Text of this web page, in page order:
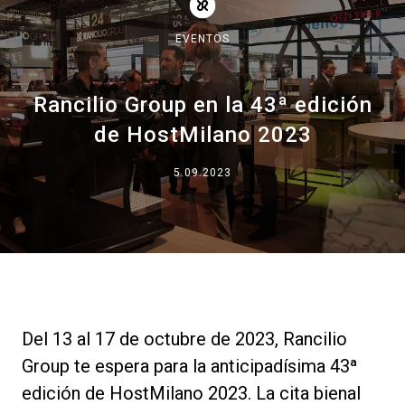
EVENTOS
Rancilio Group en la 43ª edición
de HostMilano 2023
5.09.2023
Del 13 al 17 de octubre de 2023, Rancilio
Group te espera para la anticipadísima 43ª
edición de HostMilano 2023. La cita bienal
Our brands
Group
Nuestros laboratorios